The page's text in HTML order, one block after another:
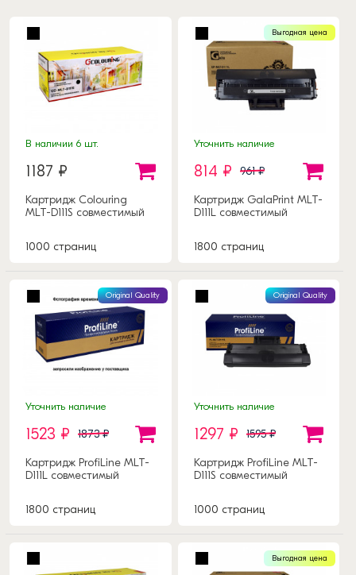
В наличии 6 шт.
1187 ₽
Картридж Colouring
MLT-D111S совместимый
1000 страниц
Выгодная цена
Уточнить наличие
814 ₽ 961 ₽
Картридж GalaPrint MLT-
D111L совместимый
1800 страниц
Original Quality
Уточнить наличие
1523 ₽ 1873 ₽
Картридж ProfiLine MLT-
D111L совместимый
1800 страниц
Original Quality
Уточнить наличие
1297 ₽ 1595 ₽
Картридж ProfiLine MLT-
D111S совместимый
1000 страниц
Выгодная цена